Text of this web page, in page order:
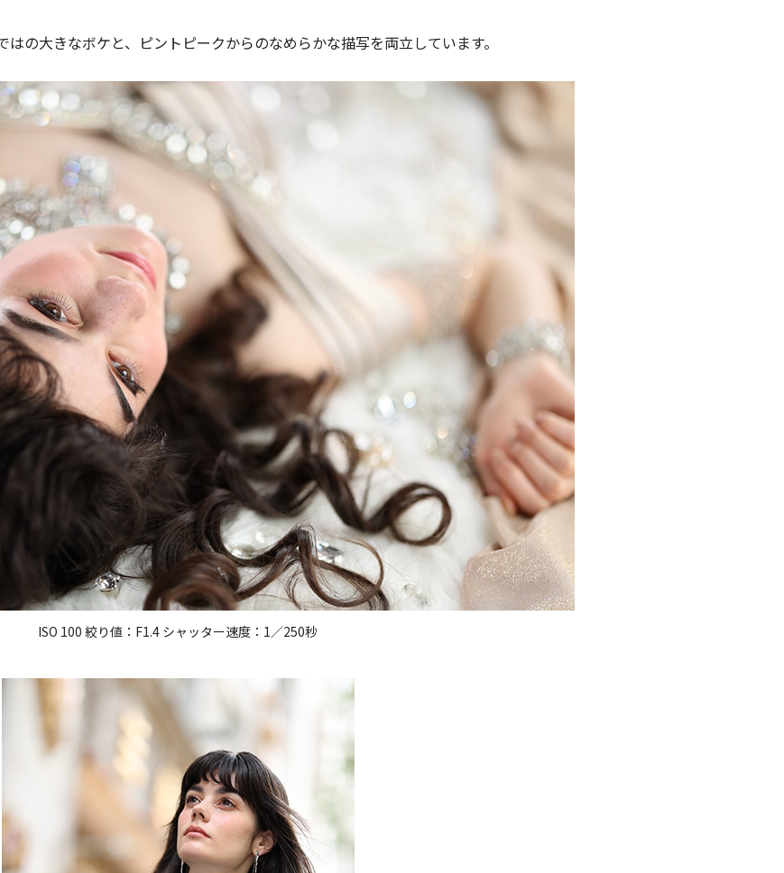
の大きなボケと、ピントピークからのなめらかな描写を両立しています。
ISO 100 絞り値：F1.4 シャッター速度：1／250秒